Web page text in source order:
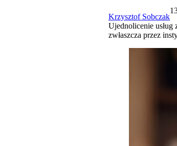
Krzysztof Sobczak
Ujednolicenie
zwłaszcza przez